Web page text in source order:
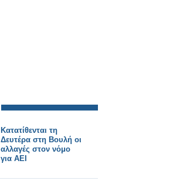
Κατατίθενται τη
Δευτέρα στη Βουλή οι
αλλαγές στον νόμο
για ΑΕΙ